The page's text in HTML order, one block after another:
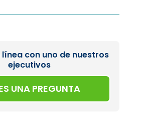
con uno de nuestros
ejecutivos
UNA PREGUNTA